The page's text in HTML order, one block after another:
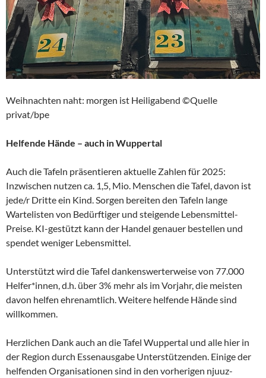
Weihnachten naht: morgen ist Heiligabend ©Quelle
privat/bpe
Helfende Hände – auch in Wuppertal
Auch die Tafeln präsentieren aktuelle Zahlen für 2025:
Inzwischen nutzen ca. 1,5, Mio. Menschen die Tafel, davon ist
jede/r Dritte ein Kind. Sorgen bereiten den Tafeln lange
Wartelisten von Bedürftiger und steigende Lebensmittel-
Preise. KI-gestützt kann der Handel genauer bestellen und
spendet weniger Lebensmittel.
Unterstützt wird die Tafel dankenswerterweise von 77.000
Helfer*innen, d.h. über 3% mehr als im Vorjahr, die meisten
davon helfen ehrenamtlich. Weitere helfende Hände sind
willkommen.
Herzlichen Dank auch an die Tafel Wuppertal und alle hier in
der Region durch Essenausgabe Unterstützenden. Einige der
helfenden Organisationen sind in den vorherigen njuuz-